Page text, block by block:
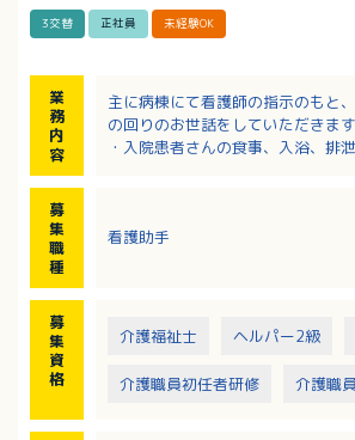
3交替 正社員 未経験OK
業
務
内
容
主に病棟にて看護師の指示のもと
の回りのお世話をしていただきます
・入院患者さんの食事、入浴、排
・病院メッセンジャー業務
募
集
職
種
看護助手
募
集
資
格
介護福祉士 ヘルパー2級
介護職員初任者研修 介護職